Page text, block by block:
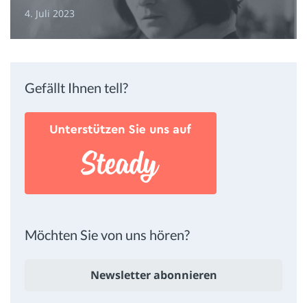
4. Juli 2023
Gefällt Ihnen tell?
Möchten Sie von uns hören?
Newsletter abonnieren